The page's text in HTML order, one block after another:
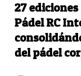
27
Pádel RC
del pádel